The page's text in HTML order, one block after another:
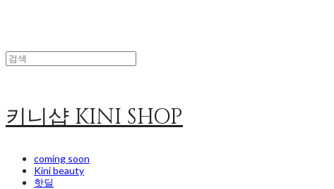
키니샵 KINI SHOP
coming soon
Kini beauty
핫딜